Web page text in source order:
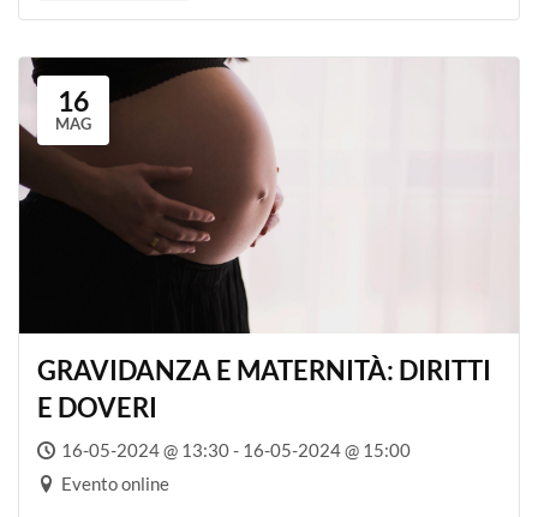
16
MAG
GRAVIDANZA E MATERNITÀ: DIRITTI
E DOVERI
16-05-2024 @ 13:30 - 16-05-2024 @ 15:00
Evento online